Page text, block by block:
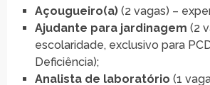
Açougueiro(a)(2 vagas) –
Ajudante para jardinagem (2
escolaridade, exclusivo para
Deficiência);
Analista de laboratório (1